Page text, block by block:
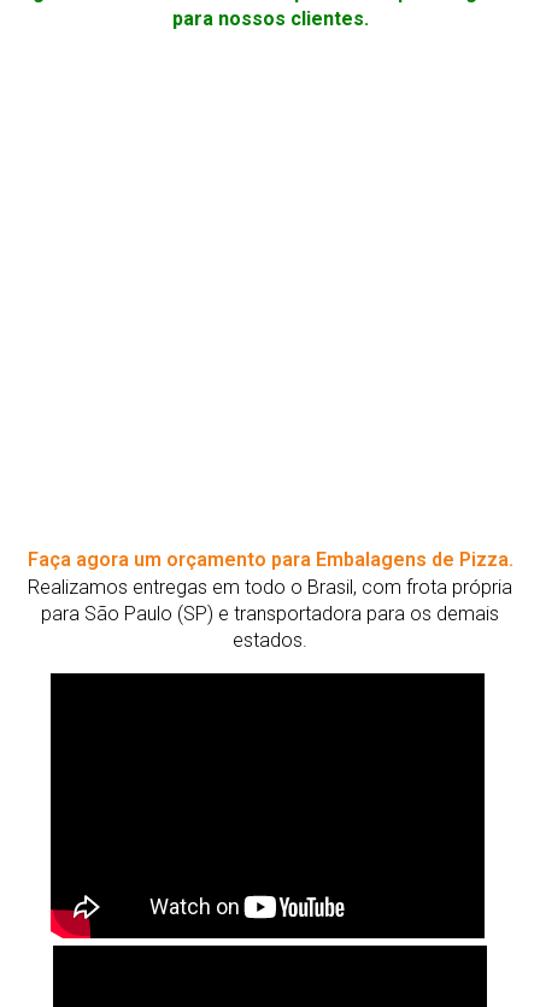
para nossos clientes.
Faça agora um orçamento para Embalagens de Pizza.
Realizamos entregas em todo o Brasil, com frota própria
para São Paulo (SP) e transportadora para os demais
estados.